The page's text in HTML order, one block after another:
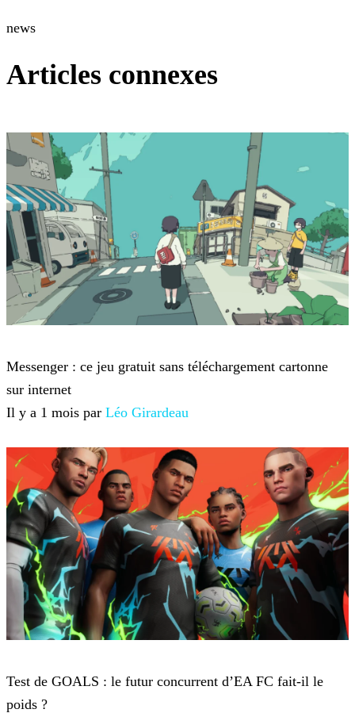
news
Articles connexes
Messenger : ce jeu gratuit sans téléchargement cartonne
sur internet
Il y a 1 mois par Léo Girardeau
Test de GOALS : le futur concurrent d’EA FC fait-il le
poids ?